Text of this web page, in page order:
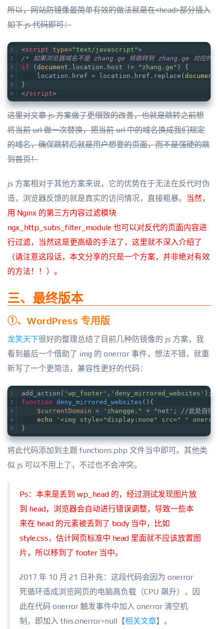
所以，网站防镜像最简单有效的做法就是在<head>部分插入
如下 js 代码即可：
<script type="text/javascript">
/* 如果浏览器域名不是 zhang.ge 将跳转到 zhang.ge 对应的
if ( document .location.host != "zhang.ge" ) {
    location.href = location.href.replace(
document
}
</script>
这里对文章 js 方案做了更细致的改善，也就是跳转之前想
将当前 url 做一次替换，把当前 url 中的域名换成我们规定
的域名，确保跳转后就是用户想要的页面，而不是强硬的跳
到首页！
js 方案相对于其他方案来说，它的优势在于无法在反代时伪
造，浏览器反馈的就是真实的访问情况，直接粗暴。
当然，
用 Nginx 的第三方内容过滤模块
ngx_http_subs_filter_module 也可以对反代的页面内容进
行过滤，当然这是更高级的手法了，这里就不深入介绍了
（请注意这段话，本文分享的只是一个方案，并非绝对有效
的方法！！）。
三、最终版本
①、WordPress 专用版
龙笑天下很好的整理总结了目前几种防镜像的 js 方案，我
看到最后一个借助了 img 的 onerror 事件，想法不错，就重
新写了一个更简洁，兼容性更好的代码：
add_action( 'wp_footer' , 'deny_mirrored_websites' );
function deny_mirrored_websites (){
$currentDomain = 'zhangge." + "net' ; //此处自行
echo
'<img style="display:none" src=" "
}
将此代码添加到主题 functions.php 文件当中即可。其他类
似 js 可以不用上了，不过也不会冲突。
Ps：本来是丢到 wp_head 的，经过测试发现图片放
到 head，浏览器会自动进行错误调整，导致一些本
来在 head 的元素被丢到了 body 当中，比如
style.css，估计网页标准中 head 里面就不应该放置图
片，所以移到了 footer 当中。
2017 年 10 月 21 日补充：这段代码会因为 onerror
死循环造成浏览网页的电脑高负载（CPU 飙升），因
此在代码 onerror 触发事件中加入 onerror 清空机
制，即加入 this.onerror=null【相关文章】。